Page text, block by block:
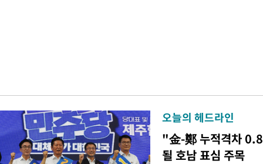
오늘의 헤드라인
"金-鄭 누적격차
될 호남 표심 주목